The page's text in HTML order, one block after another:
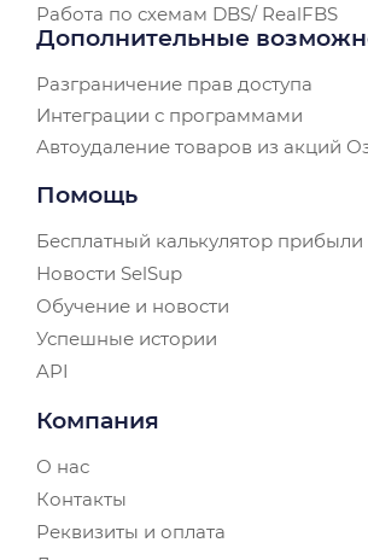
Работа по схемам DBS/ RealFBS
Дополнительные
Разграничение прав доступа
Интеграции с программами
Автоудаление товаров из акций
Помощь
Бесплатный калькулятор прибыли
Новости SelSup
Обучение и новости
Успешные истории
API
Компания
О нас
Контакты
Реквизиты и оплата